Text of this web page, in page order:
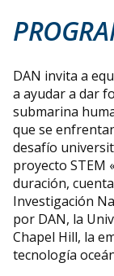
DAN invita a
a ayudar a dar
submarina
que se
desafío
proyecto STEM
duración,
Investigación
por DAN, la
Chapel Hill, la
tecnología